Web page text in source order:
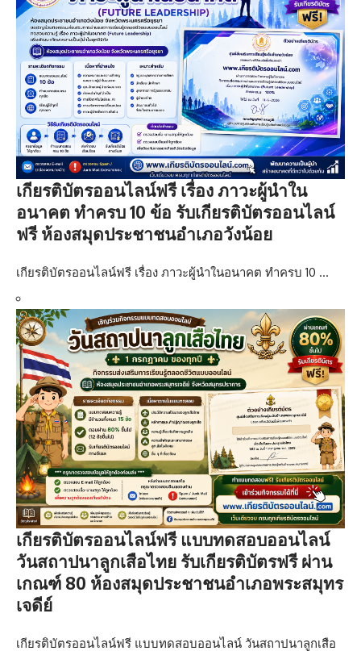
เกียรติบัตรออนไลน์ฟรี เรื่อง ภาวะผู้นำใน
อนาคต ทำครบ 10 ข้อ รับเกียรติบัตรออนไลน์
ฟรี ห้องสมุดประชาชนอำเภอวังน้อย
เกียรติบัตรออนไลน์ฟรี เรื่อง ภาวะผู้นำในอนาคต ทำครบ 10 …
เกียรติบัตรออนไลน์ฟรี แบบทดสอบออนไลน์
วันสถาปนาลูกเสือไทย รับเกียรติบัตรฟรี ผ่าน
เกณฑ์ 80 ห้องสมุดประชาชนอำเภอพระสมุทร
เจดีย์
เกียรติบัตรออนไลน์ฟรี แบบทดสอบออนไลน์ วันสถาปนาลูกเสือ